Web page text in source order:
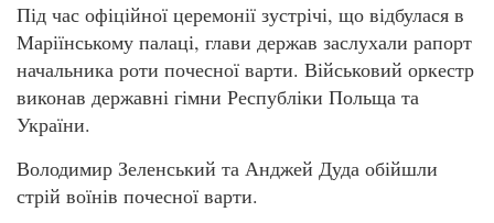
Під час офіційної церемонії зустрічі, що відбулася в
Маріїнському палаці, глави держав заслухали рапорт
начальника роти почесної варти. Військовий оркестр
виконав державні гімни Республіки Польща та
України.
Володимир Зеленський та Анджей Дуда обійшли
стрій воїнів почесної варти.